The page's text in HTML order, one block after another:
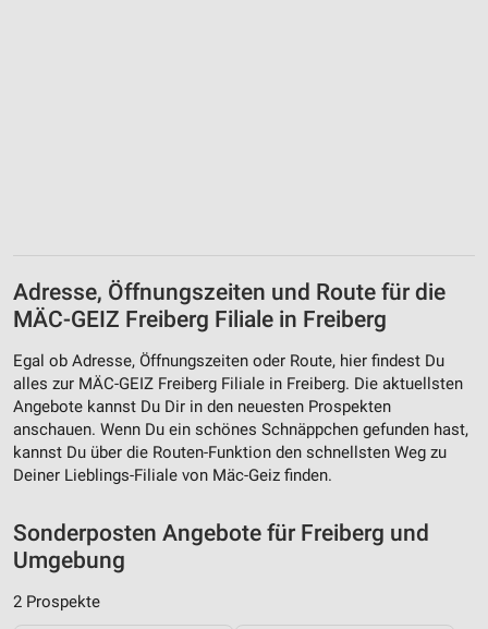
Adresse, Öffnungszeiten und Route für die
MÄC-GEIZ Freiberg Filiale in Freiberg
Egal ob Adresse, Öffnungszeiten oder Route, hier findest Du
alles zur MÄC-GEIZ Freiberg Filiale in Freiberg. Die aktuellsten
Angebote kannst Du Dir in den neuesten Prospekten
anschauen. Wenn Du ein schönes Schnäppchen gefunden hast,
kannst Du über die Routen-Funktion den schnellsten Weg zu
Deiner Lieblings-Filiale von Mäc-Geiz finden.
Sonderposten Angebote für Freiberg und
Umgebung
2 Prospekte
Verwendung reduzierter Daten zur Auswahl von
Inhalten
Verwendung genauer Standortdaten
Geräte anhand von aktiv angeforderten
Informationen identifizieren
Nicht-IAB-Verarbeitungszwecke:
Performance
Funktional